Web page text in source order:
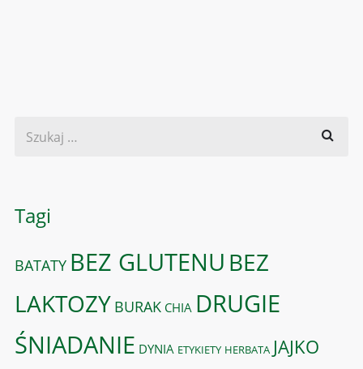
Tagi
BATATY BEZ GLUTENU BEZ
LAKTOZY BURAK CHIA DRUGIE
ŚNIADANIE DYNIA ETYKIETY HERBATA JAJKO